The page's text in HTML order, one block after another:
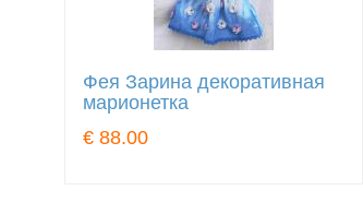
Фея Зарина декоративная
марионетка
€ 88.00